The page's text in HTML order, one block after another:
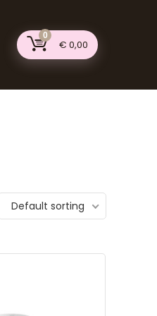
0
€ 0,00
Default sorting